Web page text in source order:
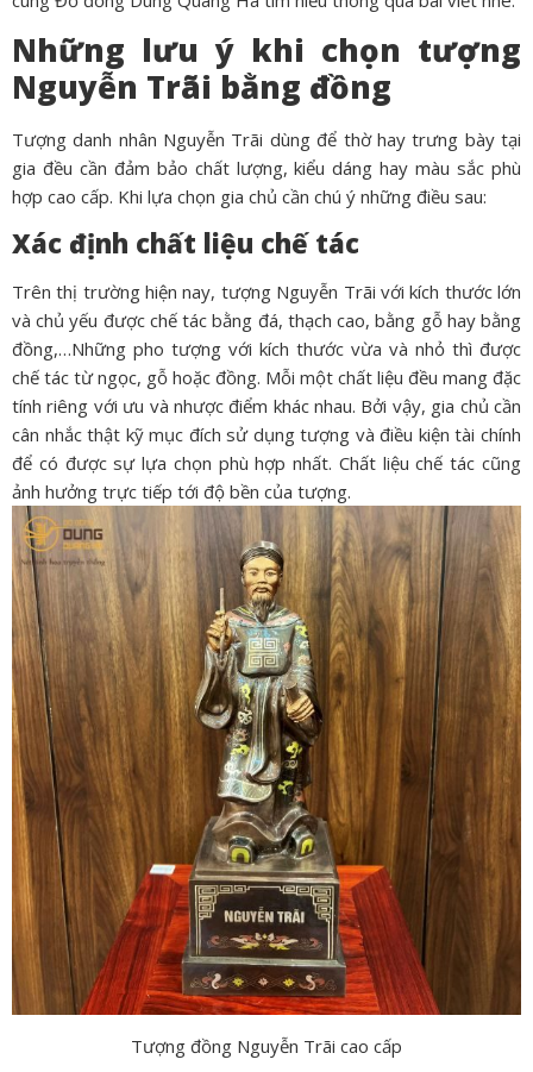
Những lưu ý khi chọn tượng
Nguyễn Trãi bằng đồng
Tượng danh nhân Nguyễn Trãi dùng để thờ hay trưng bày tại
gia đều cần đảm bảo chất lượng, kiểu dáng hay màu sắc phù
hợp cao cấp. Khi lựa chọn gia chủ cần chú ý những điều sau:
Xác định chất liệu chế tác
Trên thị trường hiện nay, tượng Nguyễn Trãi với kích thước lớn
và chủ yếu được chế tác bằng đá, thạch cao, bằng gỗ hay bằng
đồng,…Những pho tượng với kích thước vừa và nhỏ thì được
chế tác từ ngọc, gỗ hoặc đồng. Mỗi một chất liệu đều mang đặc
tính riêng với ưu và nhược điểm khác nhau. Bởi vậy, gia chủ cần
cân nhắc thật kỹ mục đích sử dụng tượng và điều kiện tài chính
để có được sự lựa chọn phù hợp nhất. Chất liệu chế tác cũng
ảnh hưởng trực tiếp tới độ bền của tượng.
Tượng đồng Nguyễn Trãi cao cấp